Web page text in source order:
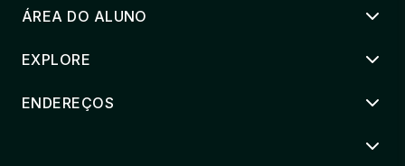
ÁREA DO ALUNO
EXPLORE
ENDEREÇOS